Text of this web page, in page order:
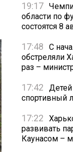
19:17
области по
состоятся 8
17:48
С
обстреляли
раз –
17:42
спортивный
17:22
развивать
Каунасом –